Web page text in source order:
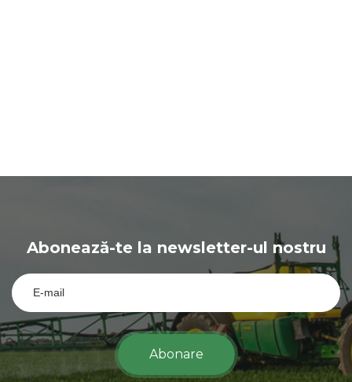
Abonează-te la newsletter-ul nostru
Abonare